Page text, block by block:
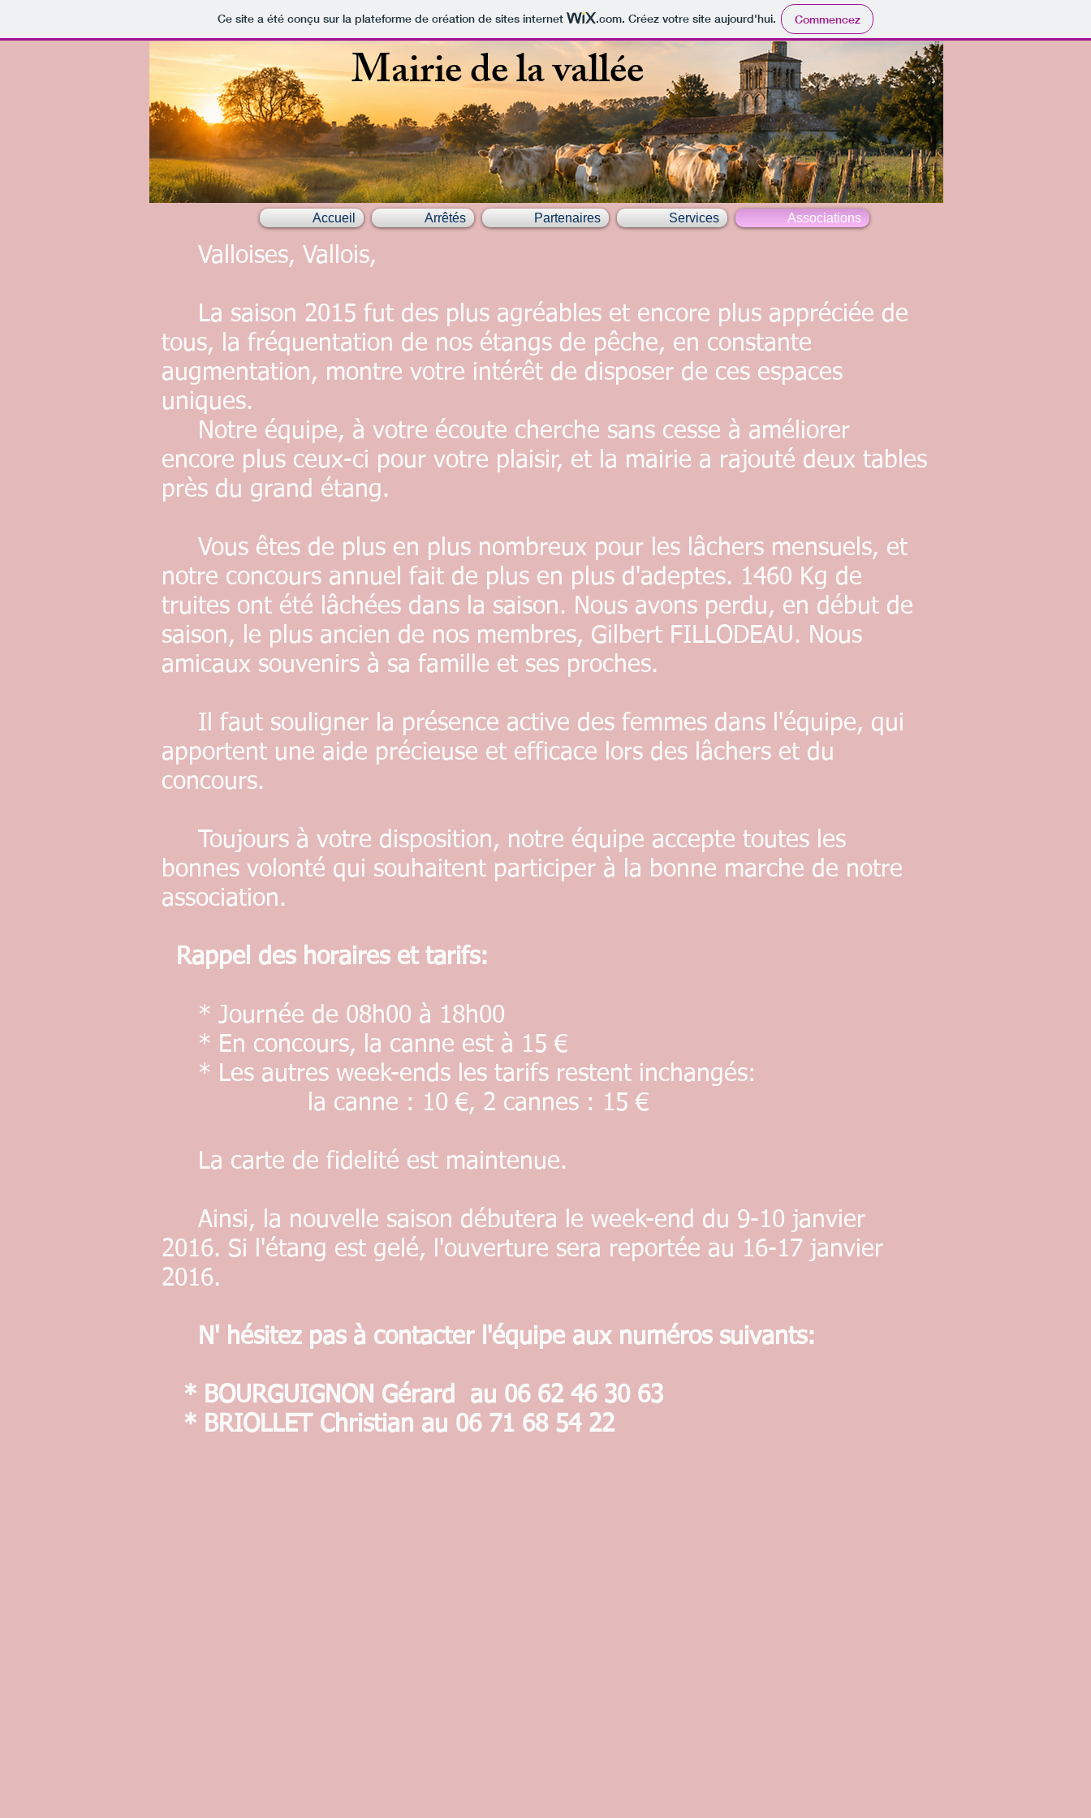
Ce site a été conçu sur la plateforme de création de sites internet .com. Créez votre site aujourd'hui. Commencez
Mairie de la vallée
Accueil Arrêtés Partenaires Services Associations
Valloises, Vallois,
La saison 2015 fut des plus agréables et encore plus appréciée de
tous, la fréquentation de nos étangs de pêche, en constante
augmentation, montre votre intérêt de disposer de ces espaces
uniques.
Notre équipe, à votre écoute cherche sans cesse à améliorer
encore plus ceux-ci pour votre plaisir, et la mairie a rajouté deux tables
près du grand étang.
Vous êtes de plus en plus nombreux pour les lâchers mensuels, et
notre concours annuel fait de plus en plus d'adeptes. 1460 Kg de
truites ont été lâchées dans la saison. Nous avons perdu, en début de
saison, le plus ancien de nos membres, Gilbert FILLODEAU. Nous
amicaux souvenirs à sa famille et ses proches.
Il faut souligner la présence active des femmes dans l'équipe, qui
apportent une aide précieuse et efficace lors des lâchers et du
concours.
Toujours à votre disposition, notre équipe accepte toutes les
bonnes volonté qui souhaitent participer à la bonne marche de notre
association.
Rappel des horaires et tarifs:
* Journée de 08h00 à 18h00
* En concours, la canne est à 15 €
* Les autres week-ends les tarifs restent inchangés:
la canne : 10 €, 2 cannes : 15 €
La carte de fidelité est maintenue.
Ainsi, la nouvelle saison débutera le week-end du 9-10 janvier
2016. Si l'étang est gelé, l'ouverture sera reportée au 16-17 janvier
2016.
N' hésitez pas à contacter l'équipe aux numéros suivants:
* BOURGUIGNON Gérard au 06 62 46 30 63
* BRIOLLET Christian au 06 71 68 54 22